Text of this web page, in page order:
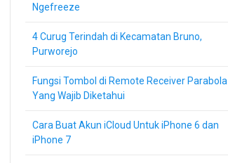
Ngefreeze
4 Curug Terindah di Kecamatan Bruno,
Purworejo
Fungsi Tombol di Remote Receiver Parabola
Yang Wajib Diketahui
Cara Buat Akun iCloud Untuk iPhone 6 dan
iPhone 7